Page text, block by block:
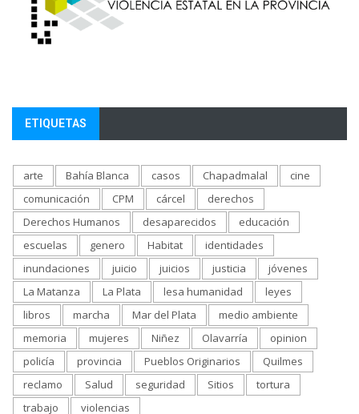
ETIQUETAS
arte Bahía Blanca casos Chapadmalal
cine
comunicación
CPM cárcel
derechos
Derechos Humanos
desaparecidos
educación
escuelas
genero Habitat
identidades
inundaciones
juicio juicios justicia
jóvenes
La Matanza
La Plata lesa humanidad
leyes
libros
marcha Mar del Plata
medio ambiente
memoria
mujeres Niñez Olavarría
opinion
policía
provincia Pueblos Originarios
Quilmes
reclamo
Salud seguridad Sitios
tortura
trabajo
violencias